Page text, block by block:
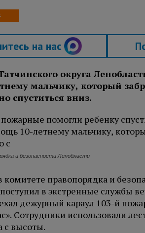
на нас
округа
мальчику, который
спуститься вниз.
и безопасности Ленобласти
правопорядка и
в экстренные службы
дежурный караул 103-й
Сотрудники использовали
с высоты.